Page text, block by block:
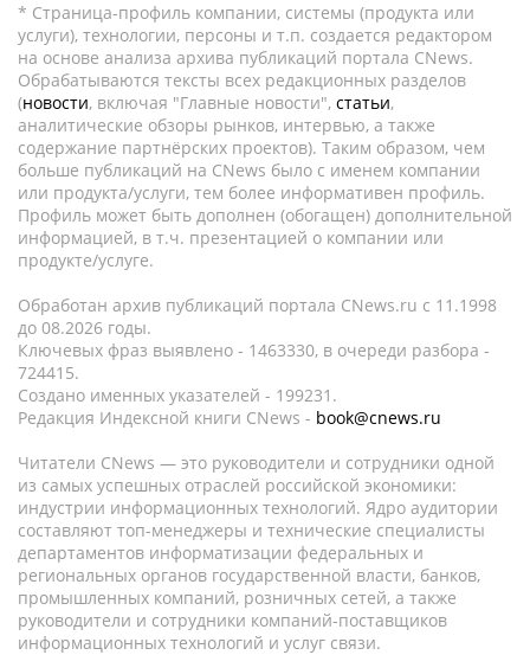
* Страница-профиль компании, системы (продукта или
услуги), технологии, персоны и т.п. создается редактором
на основе анализа архива публикаций портала CNews.
Обрабатываются тексты всех редакционных разделов
(новости, включая "Главные новости", статьи,
аналитические обзоры рынков, интервью, а также
содержание партнёрских проектов). Таким образом, чем
больше публикаций на CNews было с именем компании
или продукта/услуги, тем более информативен профиль.
Профиль может быть дополнен (обогащен) дополнительной
информацией, в т.ч. презентацией о компании или
продукте/услуге.
Обработан архив публикаций портала CNews.ru c 11.1998
до 08.2026 годы.
Ключевых фраз выявлено - 1463330, в очереди разбора -
724415.
Создано именных указателей - 199231.
Редакция Индексной книги CNews - book@cnews.ru
Читатели CNews — это руководители и сотрудники одной
из самых успешных отраслей российской экономики:
индустрии информационных технологий. Ядро аудитории
составляют топ-менеджеры и технические специалисты
департаментов информатизации федеральных и
региональных органов государственной власти, банков,
промышленных компаний, розничных сетей, а также
руководители и сотрудники компаний-поставщиков
информационных технологий и услуг связи.